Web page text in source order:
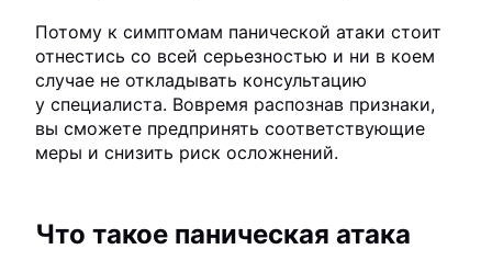
Потому к симптомам панической атаки стоит
отнестись со всей серьезностью и ни в коем
случае не откладывать консультацию
у специалиста. Вовремя распознав признаки,
вы сможете предпринять соответствующие
меры и снизить риск осложнений.
Что такое паническая атака